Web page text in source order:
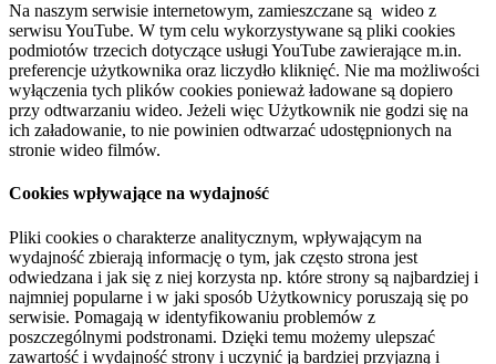
Na naszym serwisie internetowym, zamieszczane są wideo z
serwisu YouTube. W tym celu wykorzystywane są pliki cookies
podmiotów trzecich dotyczące usługi YouTube zawierające m.in.
preferencje użytkownika oraz liczydło kliknięć. Nie ma możliwości
wyłączenia tych plików cookies ponieważ ładowane są dopiero
przy odtwarzaniu wideo. Jeżeli więc Użytkownik nie godzi się na
ich załadowanie, to nie powinien odtwarzać udostępnionych na
stronie wideo filmów.
Cookies wpływające na wydajność
Pliki cookies o charakterze analitycznym, wpływającym na
wydajność zbierają informację o tym, jak często strona jest
odwiedzana i jak się z niej korzysta np. które strony są najbardziej i
najmniej popularne i w jaki sposób Użytkownicy poruszają się po
serwisie. Pomagają w identyfikowaniu problemów z
poszczególnymi podstronami. Dzięki temu możemy ulepszać
zawartość i wydajność strony i uczynić ją bardziej przyjazną i